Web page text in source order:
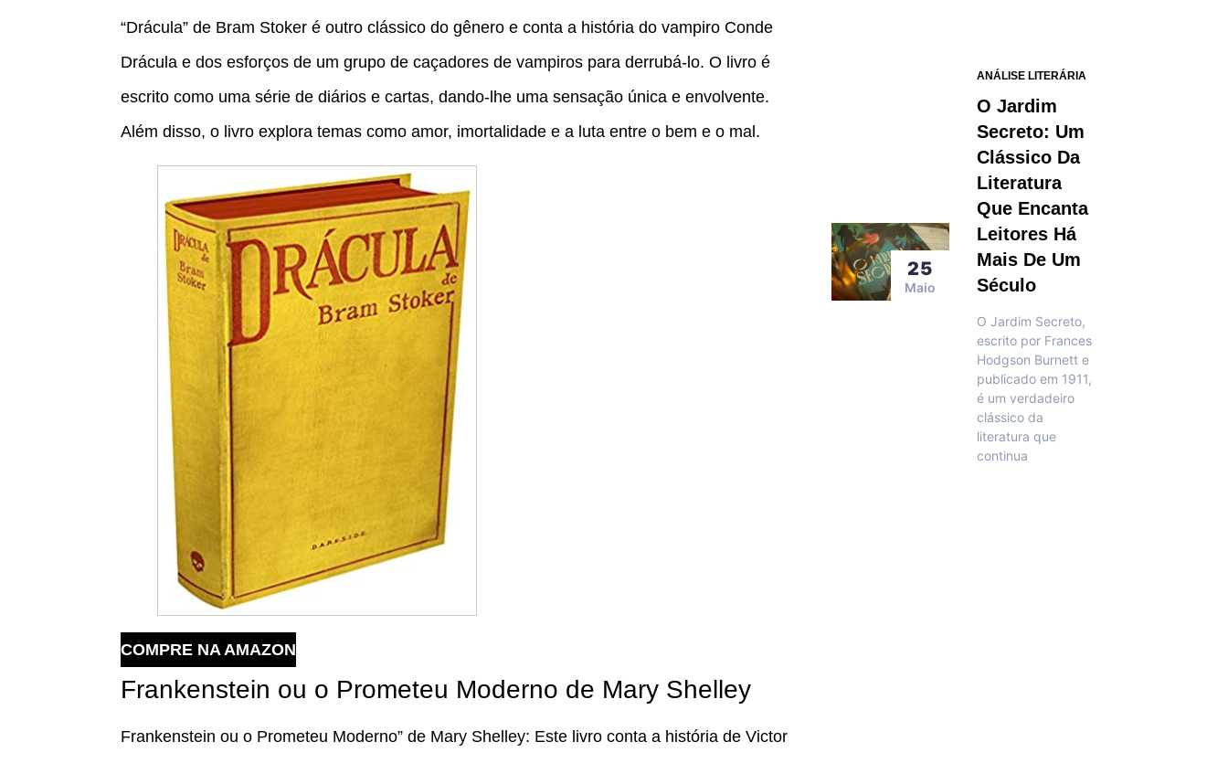
“Drácula” de Bram Stoker é outro clássico do gênero e conta a história do vampiro Conde
Drácula e dos esforços de um grupo de caçadores de vampiros para derrubá-lo. O livro é
escrito como uma série de diários e cartas, dando-lhe uma sensação única e envolvente.
Além disso, o livro explora temas como amor, imortalidade e a luta entre o bem e o mal.
COMPRE NA AMAZON
Frankenstein ou o Prometeu Moderno de Mary Shelley
Frankenstein ou o Prometeu Moderno” de Mary Shelley: Este livro conta a história de Victor
25
Maio
ANÁLISE LITERÁRIA
O Jardim
Secreto: Um
Clássico Da
Literatura
Que Encanta
Leitores Há
Mais De Um
Século
O Jardim Secreto,
escrito por Frances
Hodgson Burnett e
publicado em 1911,
é um verdadeiro
clássico da
literatura que
continua